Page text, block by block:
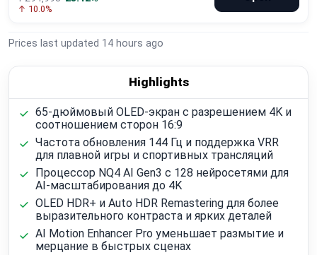
↑ 10.0%
Prices last updated 14 hours ago
Highlights
65-дюймовый OLED-экран с разрешением 4K и
соотношением сторон 16:9
Частота обновления 144 Гц и поддержка VRR
для плавной игры и спортивных трансляций
Процессор NQ4 AI Gen3 с 128 нейросетями для
AI-масштабирования до 4K
OLED HDR+ и Auto HDR Remastering для более
выразительного контраста и ярких деталей
AI Motion Enhancer Pro уменьшает размытие и
мерцание в быстрых сценах